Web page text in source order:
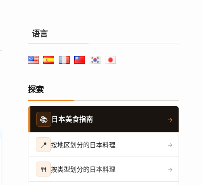
语言
探索
📚 日本美食指南 →
📍 按地区划分的日本料理 →
🍴 按类型划分的日本料理 →